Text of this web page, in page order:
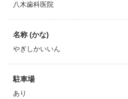
八木歯科医院
名称 (かな)
やぎしかいいん
駐車場
あり